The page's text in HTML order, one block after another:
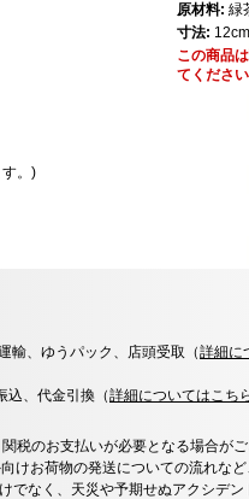
。)
原材料: 緑
寸法:
この商品
てください
輸、ゆうパック、店頭受取（詳細に
込、代金引換（詳細についてはこち
税のお支払いが必要となる場合が
けお荷物の発送についての流れなど
なく、天災や予期せぬアクシデ